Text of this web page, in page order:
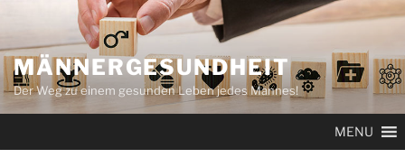
Inhalt
springen
MÄNNERGESUNDHEIT
Der Weg zu einem gesunden Leben jedes Mannes!
MENU